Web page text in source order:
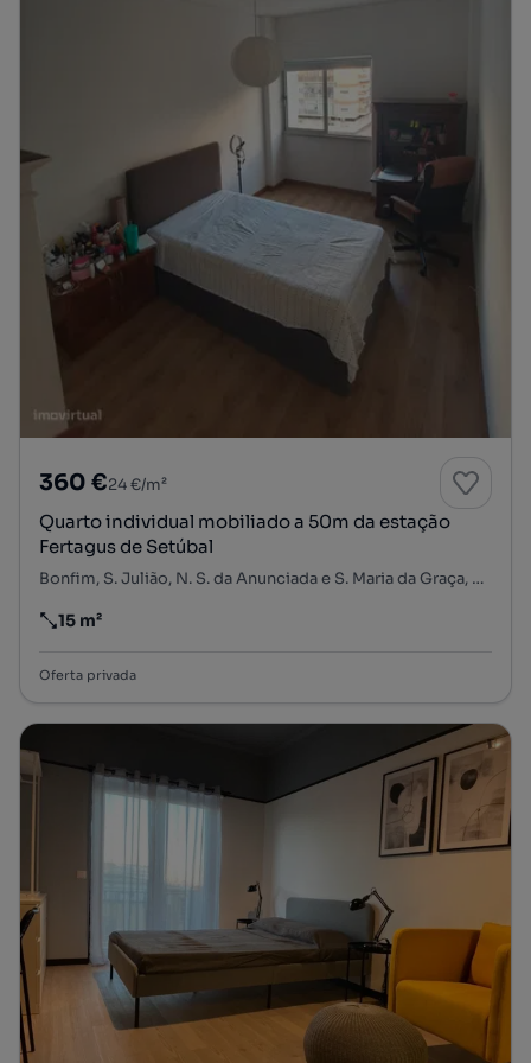
360 €24 €/m²
Quarto individual mobiliado a 50m da estação
Fertagus de Setúbal
Bonfim, S. Julião, N. S. da Anunciada e S. Maria da Graça, Setúbal, Setúbal
Preço por metro quadrado
15 m²
Oferta privada